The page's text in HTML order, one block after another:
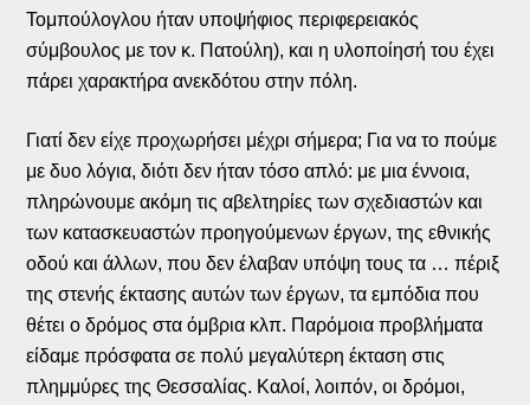
Τομπούλογλου ήταν υποψήφιος περιφερειακός
σύμβουλος με τον κ. Πατούλη), και η υλοποίησή του έχει
πάρει χαρακτήρα ανεκδότου στην πόλη.
Γιατί δεν είχε προχωρήσει μέχρι σήμερα; Για να το πούμε
με δυο λόγια, διότι δεν ήταν τόσο απλό: με μια έννοια,
πληρώνουμε ακόμη τις αβελτηρίες των σχεδιαστών και
των κατασκευαστών προηγούμενων έργων, της εθνικής
οδού και άλλων, που δεν έλαβαν υπόψη τους τα … πέριξ
της στενής έκτασης αυτών των έργων, τα εμπόδια που
θέτει ο δρόμος στα όμβρια κλπ. Παρόμοια προβλήματα
είδαμε πρόσφατα σε πολύ μεγαλύτερη έκταση στις
πλημμύρες της Θεσσαλίας. Καλοί, λοιπόν, οι δρόμοι,